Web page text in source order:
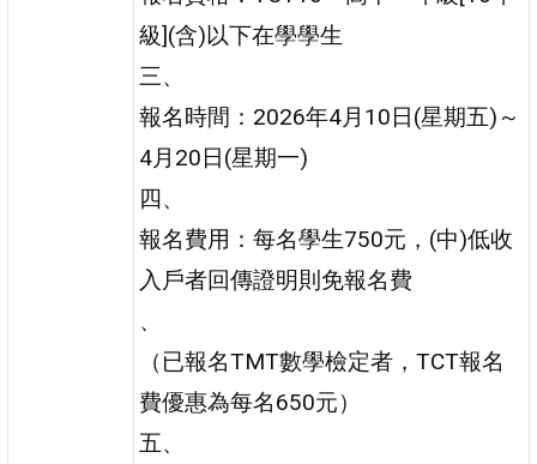
級](含)以下在學學生
三、
報名時間：2026年4月10日(星期五)～
4月20日(星期一)
四、
報名費用：每名學生750元，(中)低收
入戶者回傳證明則免報名費
、
（已報名TMT數學檢定者，TCT報名
費優惠為每名650元）
五、